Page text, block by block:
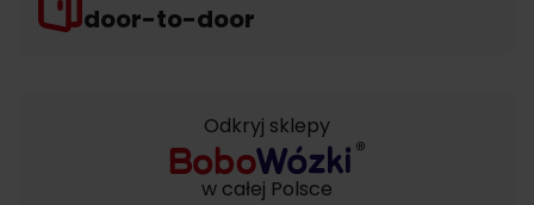
door-to-door
Odkryj sklepy
w całej Polsce